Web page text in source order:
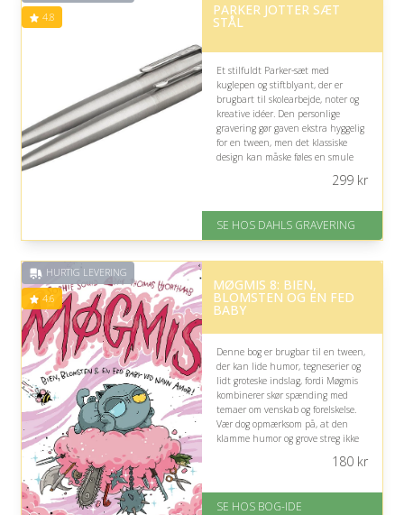
4.8 PARKER JOTTER SÆT
STÅL
Et stilfuldt Parker-sæt med
kuglepen og stiftblyant, der er
brugbart til skolearbejde, noter og
kreative idéer. Den personlige
gravering gør gaven ekstra hyggelig
for en tween, men det klassiske
design kan måske føles en smule
Fremragende Trustpilot rating
299kr
SE HOS DAHLS GRAVERING
HURTIG LEVERING
4.6
MØGMIS 8: BIEN,
BLOMSTEN OG EN FED
BABY
Denne bog er brugbar til en tween,
der kan lide humor, tegneserier og
lidt groteske indslag, fordi Møgmis
kombinerer skør spænding med
temaer om venskab og forelskelse.
Vær dog opmærksom på, at den
klamme humor og grove streg ikke
180kr
SE HOS BOG-IDE